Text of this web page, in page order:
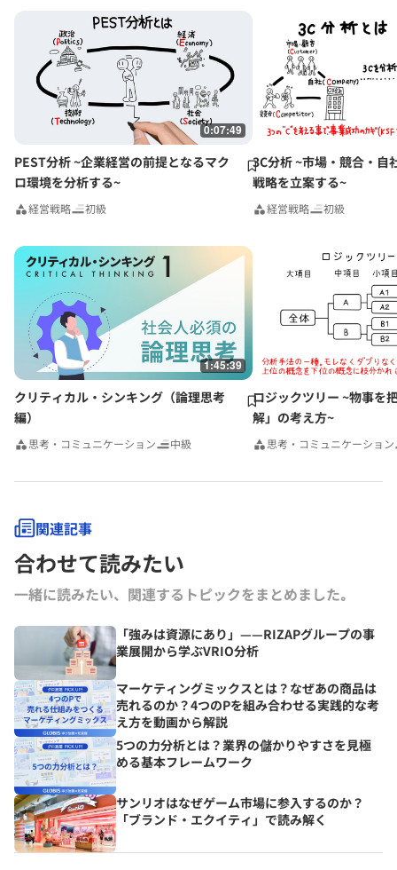
（英治出版）がある。
0:07:49
PEST分析 ~企業経営の前提となるマク
ロ環境を分析する~
経営戦略 初級
3C分析 ~市場・競合・自
戦略を立案する~
経営戦略 初級
1:45:39
クリティカル・シンキング（論理思考
編）
思考・コミュニケーション 中級
ロジックツリー ~物事を
解」の考え方~
思考・コミュニケーション
関連記事
合わせて読みたい
一緒に読みたい、関連するトピックをまとめました｡
「強みは資源にあり」——RIZAPグループの事
業展開から学ぶVRIO分析
マーケティングミックスとは？なぜあの商品は
売れるのか？4つのPを組み合わせる実践的な考
え方を動画から解説
5つの力分析とは？業界の儲かりやすさを見極
める基本フレームワーク
サンリオはなぜゲーム市場に参入するのか？
「ブランド・エクイティ」で読み解く